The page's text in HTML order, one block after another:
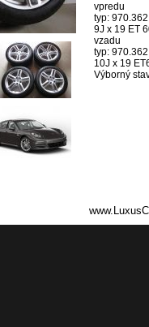
vpredu
typ:
9J x 19 ET
vzadu
typ:
10J x 19
Výborný